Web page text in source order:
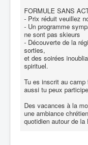
FORMULE SANS
- Prix réduit veuillez
- Un programme
ne sont pas skieurs
- Découverte de la
sorties,
et des soirées
spirituel.
Tu es inscrit au
aussi tu peux
Des vacances à la
une ambiance
quotidien autour de la